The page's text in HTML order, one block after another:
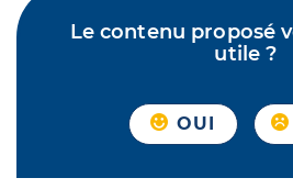
Le contenu proposé
utile ?
OUI